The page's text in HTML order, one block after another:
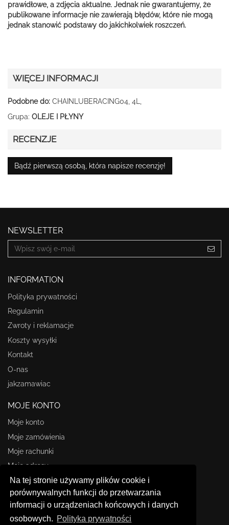
Na tej stronie używamy plików cookie i
porównywalnych funkcji do przetwarzania
informacji o urządzeniach końcowych i danych
osobowych. Polityka prywatności
prawidłowe, a zdjęcia aktualne. Jednak nie gwarantujemy, że
publikowane informacje nie zawierają błędów, które nie mogą
jednak stanowić podstawy do jakichkolwiek roszczeń.
WIĘCEJ INFORMACJI
Podobne do: CHAINLUBERACING04, 4L,
Grupa: OLEJE I PŁYNY
RECENZJE
Bądź pierwszą osobą, która napisze recenzję!
NEWSLETTER
INFORMATION
Polityka prywatności
Regulamin
Zwroty i reklamacje
Koszty wysyłki
Kontakt
O-nas
jakzamawiac
MOJE KONTO
Moje konto
Moje zamówienia
Moje rachunki
Moje adresy
Moje informacje osobiste
STORE INFORMATION
Omasz.pl